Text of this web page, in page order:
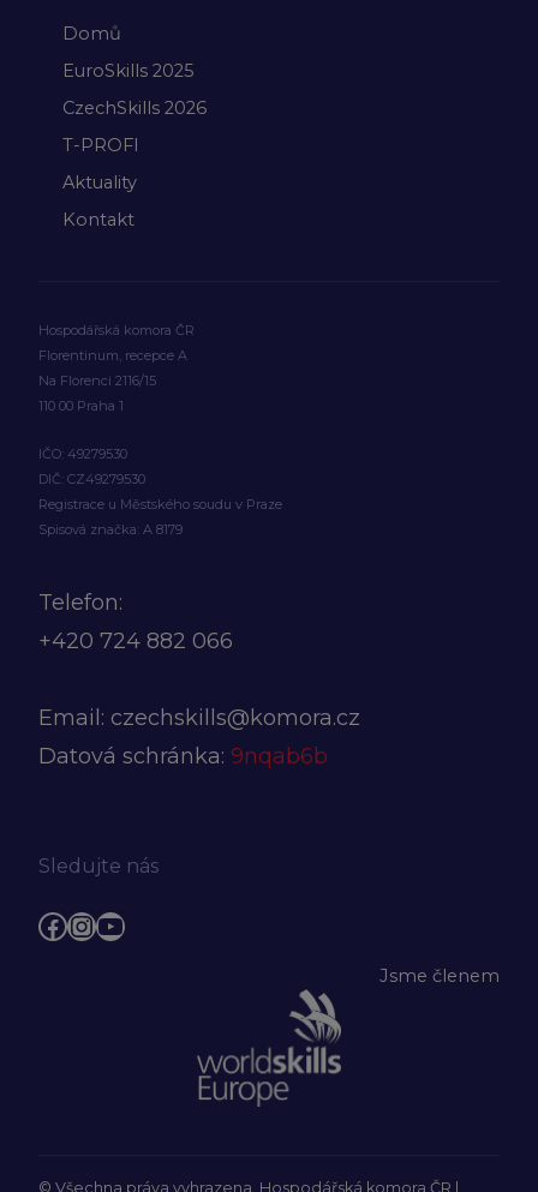
Domů
EuroSkills 2025
CzechSkills 2026
T-PROFI
Aktuality
Kontakt
Hospodářská komora ČR
Florentinum, recepce A
Na Florenci 2116/15
110 00 Praha 1
IČO: 49279530
DIČ: CZ49279530
Registrace u Městského soudu v Praze
Spisová značka: A 8179
Telefon:
+420 724 882 066
Email: czechskills@komora.cz
Datová schránka: 9nqab6b
Sledujte nás
Facebook
Instagram
YouTube
Jsme členem
© Všechna práva vyhrazena, Hospodářská komora ČR |